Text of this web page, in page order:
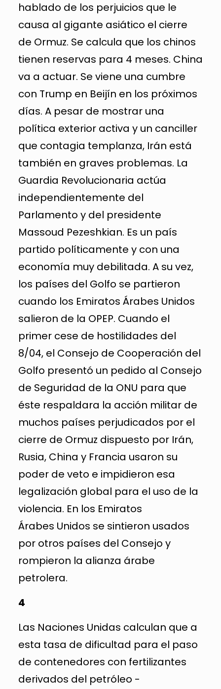
hablado de los perjuicios que le
causa al gigante asiático el cierre
de Ormuz. Se calcula que los chinos
tienen reservas para 4 meses. China
va a actuar. Se viene una cumbre
con Trump en Beijín en los próximos
días. A pesar de mostrar una
política exterior activa y un canciller
que contagia templanza, Irán está
también en graves problemas. La
Guardia Revolucionaria actúa
independientemente del
Parlamento y del presidente
Massoud Pezeshkian. Es un país
partido políticamente y con una
economía muy debilitada. A su vez,
los países del Golfo se partieron
cuando los Emiratos Árabes Unidos
salieron de la OPEP. Cuando el
primer cese de hostilidades del
8/04, el Consejo de Cooperación del
Golfo presentó un pedido al Consejo
de Seguridad de la ONU para que
éste respaldara la acción militar de
muchos países perjudicados por el
cierre de Ormuz dispuesto por Irán,
Rusia, China y Francia usaron su
poder de veto e impidieron esa
legalización global para el uso de la
violencia. En los Emiratos
Árabes Unidos se sintieron usados
por otros países del Consejo y
rompieron la alianza árabe
petrolera.
4
Las Naciones Unidas calculan que a
esta tasa de dificultad para el paso
de contenedores con fertilizantes
derivados del petróleo -